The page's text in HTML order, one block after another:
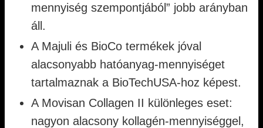
mennyiség szempontjából” jobb arányban
áll.
A Majuli és BioCo termékek jóval
alacsonyabb hatóanyag-mennyiséget
tartalmaznak a BioTechUSA-hoz képest.
A Movisan Collagen II különleges eset:
nagyon alacsony kollagén-mennyiséggel,